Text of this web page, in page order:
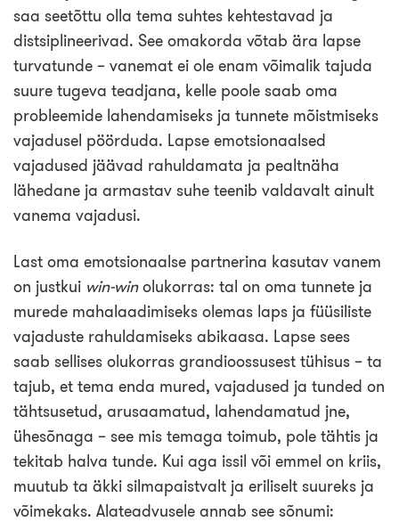
saa seetõttu olla tema suhtes kehtestavad ja
distsiplineerivad. See omakorda võtab ära lapse
turvatunde – vanemat ei ole enam võimalik tajuda
suure tugeva teadjana, kelle poole saab oma
probleemide lahendamiseks ja tunnete mõistmiseks
vajadusel pöörduda. Lapse emotsionaalsed
vajadused jäävad rahuldamata ja pealtnäha
lähedane ja armastav suhe teenib valdavalt ainult
vanema vajadusi.
Last oma emotsionaalse partnerina kasutav vanem
on justkui win-winolukorras: tal on oma tunnete ja
murede mahalaadimiseks olemas laps ja füüsiliste
vajaduste rahuldamiseks abikaasa. Lapse sees
saab sellises olukorras grandioossusest tühisus – ta
tajub, et tema enda mured, vajadused ja tunded on
tähtsusetud, arusaamatud, lahendamatud jne,
ühesõnaga – see mis temaga toimub, pole tähtis ja
tekitab halva tunde. Kui aga issil või emmel on kriis,
muutub ta äkki silmapaistvalt ja eriliselt suureks ja
võimekaks. Alateadvusele annab see sõnumi: